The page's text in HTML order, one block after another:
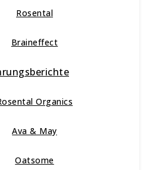
Rosental
Braineffect
Organics
Ava & May
Oatsome